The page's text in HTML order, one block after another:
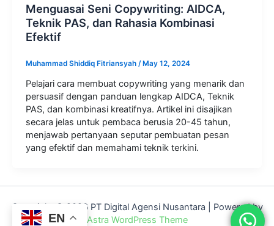
Menguasai Seni Copywriting: AIDCA,
Teknik PAS, dan Rahasia Kombinasi
Efektif
Muhammad Shiddiq Fitriansyah /May 12, 2024
Pelajari cara membuat copywriting yang menarik dan
persuasif dengan panduan lengkap AIDCA, Teknik
PAS, dan kombinasi kreatifnya. Artikel ini disajikan
secara jelas untuk pembaca berusia 20-45 tahun,
menjawab pertanyaan seputar pembuatan pesan
yang efektif dan memahami teknik terkini.
Copyright © 2026 PT Digital Agensi Nusantara | Powered by
Astra WordPress Theme
EN